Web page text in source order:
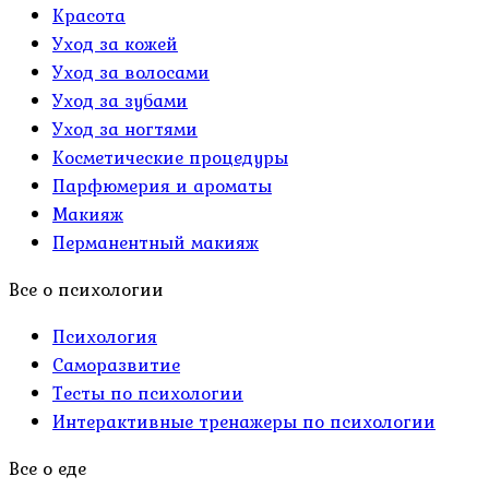
Красота
Уход за кожей
Уход за волосами
Уход за зубами
Уход за ногтями
Косметические процедуры
Парфюмерия и ароматы
Макияж
Перманентный макияж
Все о психологии
Психология
Саморазвитие
Тесты по психологии
Интерактивные тренажеры по психологии
Все о еде